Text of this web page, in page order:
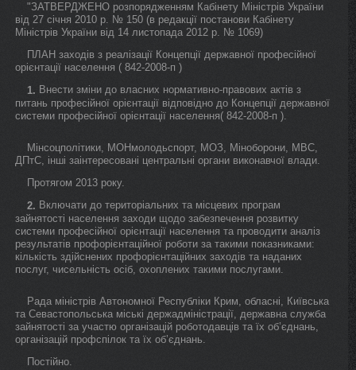
"ЗАТВЕРДЖЕНО розпорядженням Кабінету Міністрів України
від 27 січня 2010 р. № 150 (в редакції постанови Кабінету
Міністрів України від 14 листопада 2012 р. № 1069)
ПЛАН заходів з реалізації Концепції державної професійної
орієнтації населення ( 842-2008-п )
1. Внести зміни до власних нормативно-правових актів з
питань професійної орієнтації відповідно до Концепції державної
системи професійної орієнтації населення( 842-2008-п ).
Мінсоцполітики, МОНмолодьспорт, МОЗ, Міноборони, МВС,
ДПтС, інші заінтересовані центральні органи виконавчої влади.
Протягом 2013 року.
2. Включати до територіальних та місцевих програм
зайнятості населення заходи щодо забезпечення розвитку
системи професійної орієнтації населення та проводити аналіз
результатів профорієнтаційної роботи за такими показниками:
кількість здійснених профорієнтаційних заходів та наданих
послуг, чисельність осіб, охоплених такими послугами.
Рада міністрів Автономної Республіки Крим, обласні, Київська
та Севастопольська міські держадміністрації, державна служба
зайнятості за участю організацій роботодавців та їх об’єднань,
організацій профспілок та їх об’єднань.
Постійно.